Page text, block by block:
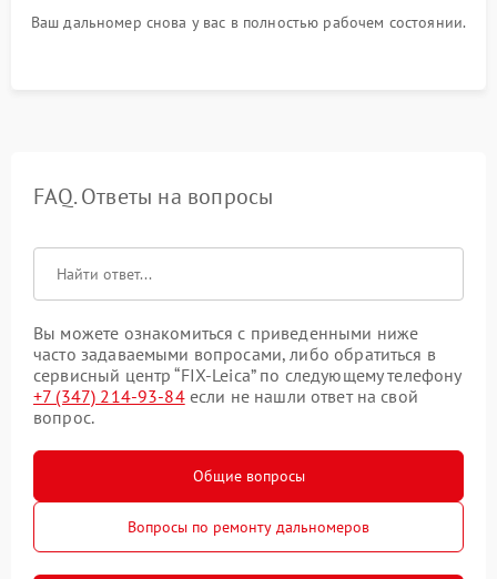
Ваш дальномер снова у вас в полностью рабочем состоянии.
FAQ. Ответы на вопросы
Вы можете ознакомиться с приведенными ниже
часто задаваемыми вопросами, либо обратиться в
сервисный центр “FIX-Leica” по следующему телефону
+7 (347) 214-93-84если не нашли ответ на свой
вопрос.
Общие вопросы
Вопросы по ремонту дальномеров